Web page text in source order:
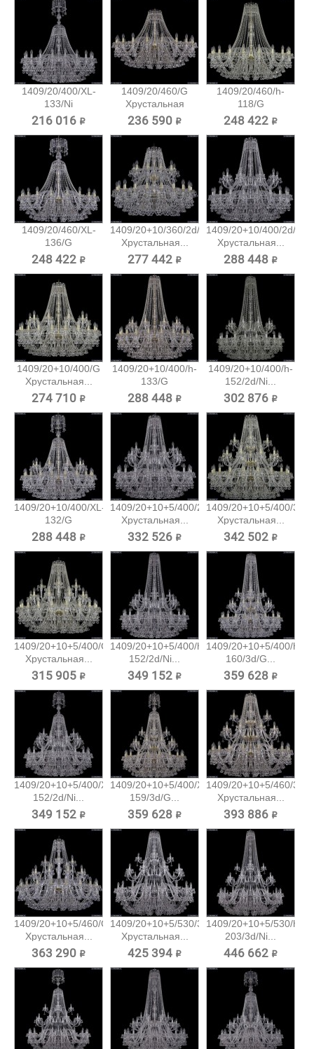
1409/20/400/XL-
133/Ni
Хрустальная...
216 016 ₽
1409/20/460/G
Хрустальная
подвесная...
236 590 ₽
1409/20/460/h-
118/G
Хрустальная...
248 422 ₽
1409/20/460/XL-
136/G
Хрустальная...
248 422 ₽
1409/20+10/360/2d/G
Хрустальная...
277 442 ₽
1409/20+10/400/2d/Ni
Хрустальная...
288 448 ₽
1409/20+10/400/G
Хрустальная...
274 710 ₽
1409/20+10/400/h-
133/G
Хрустальная...
288 448 ₽
1409/20+10/400/h-
152/2d/Ni...
302 876 ₽
1409/20+10/400/XL-
132/G
Хрустальная...
288 448 ₽
1409/20+10+5/400/2d/Ni
Хрустальная...
332 526 ₽
1409/20+10+5/400/3d/G
Хрустальная...
342 502 ₽
1409/20+10+5/400/G
Хрустальная...
315 905 ₽
1409/20+10+5/400/h-
152/2d/Ni...
349 152 ₽
1409/20+10+5/400/h-
160/3d/G...
359 628 ₽
1409/20+10+5/400/XL-
152/2d/Ni...
349 152 ₽
1409/20+10+5/400/XL-
159/3d/G...
359 628 ₽
1409/20+10+5/460/3d/G
Хрустальная...
393 886 ₽
1409/20+10+5/460/G
Хрустальная...
363 290 ₽
1409/20+10+5/530/3d/Ni
Хрустальная...
425 394 ₽
1409/20+10+5/530/h-
203/3d/Ni...
446 662 ₽